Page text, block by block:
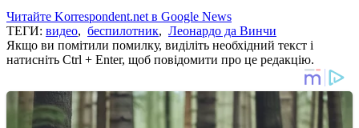
Читайте Korrespondent.net в Google News
ТЕГИ: видео, беспилотник, Леонардо да Винчи
Якщо ви помітили помилку, виділіть необхідний текст і
натисніть Ctrl + Enter, щоб повідомити про це редакцію.